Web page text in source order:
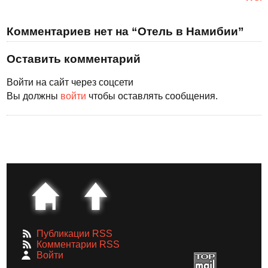
Комментариев нет на “Отель в Намибии”
Оставить комментарий
Войти на сайт через соцсети
Вы должны войти чтобы оставлять сообщения.
Публикации RSS
Комментарии RSS
Войти